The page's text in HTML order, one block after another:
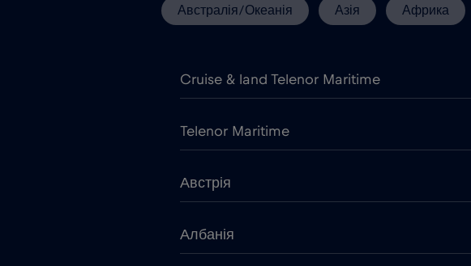
Австралія/Океанія Азія Африка
Cruise & land Telenor Maritime
Telenor Maritime
Австрія
Албанія